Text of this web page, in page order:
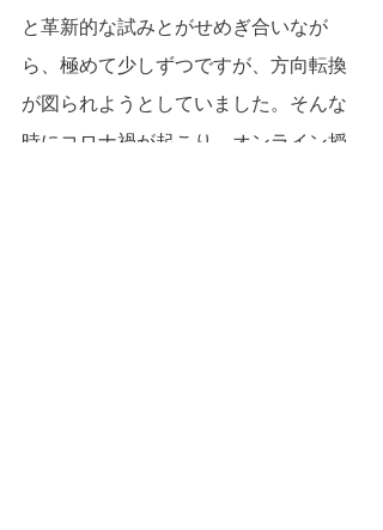
と革新的な試みとがせめぎ合いなが
ら、極めて少しずつですが、方向転換
が図られようとしていました。そんな
時にコロナ禍が起こり、オンライン授